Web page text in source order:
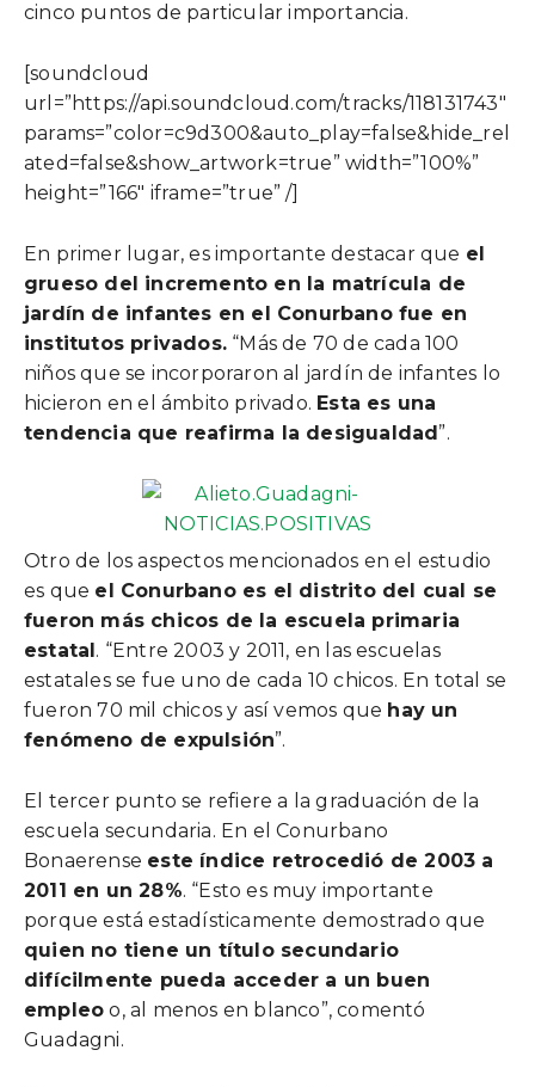
cinco puntos de particular importancia.
[soundcloud
url=”https://api.soundcloud.com/tracks/118131743″
params=”color=c9d300&auto_play=false&hide_rel
ated=false&show_artwork=true” width=”100%”
height=”166″ iframe=”true” /]
En primer lugar, es importante destacar que el
grueso del incremento en la matrícula de
jardín de infantes en el Conurbano fue en
institutos privados. “Más de 70 de cada 100
niños que se incorporaron al jardín de infantes lo
hicieron en el ámbito privado. Esta es una
tendencia que reafirma la desigualdad ”.
Otro de los aspectos mencionados en el estudio
es que el Conurbano es el distrito del cual se
fueron más chicos de la escuela primaria
estatal . “Entre 2003 y 2011, en las escuelas
estatales se fue uno de cada 10 chicos. En total se
fueron 70 mil chicos y así vemos que hay un
fenómeno de expulsión”.
El tercer punto se refiere a la graduación de la
escuela secundaria. En el Conurbano
Bonaerense este índice retrocedió de 2003 a
2011 en un 28%. “Esto es muy importante
porque está estadísticamente demostrado que
quien no tiene un título secundario
difícilmente pueda acceder a un buen
empleo o, al menos en blanco”, comentó
Guadagni.